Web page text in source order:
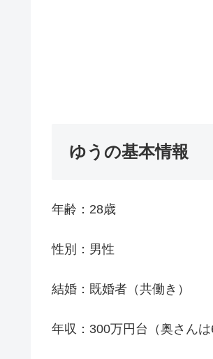
ゆうの基本情報
年齢：28歳
性別：男性
結婚：既婚者（共働き）
年収：300万円台（奥さんは